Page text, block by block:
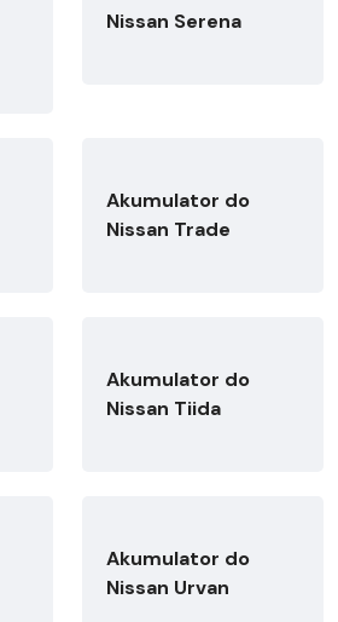
Nissan Serena
Akumulator do
Nissan Trade
Akumulator do
Nissan Tiida
Akumulator do
Nissan Urvan